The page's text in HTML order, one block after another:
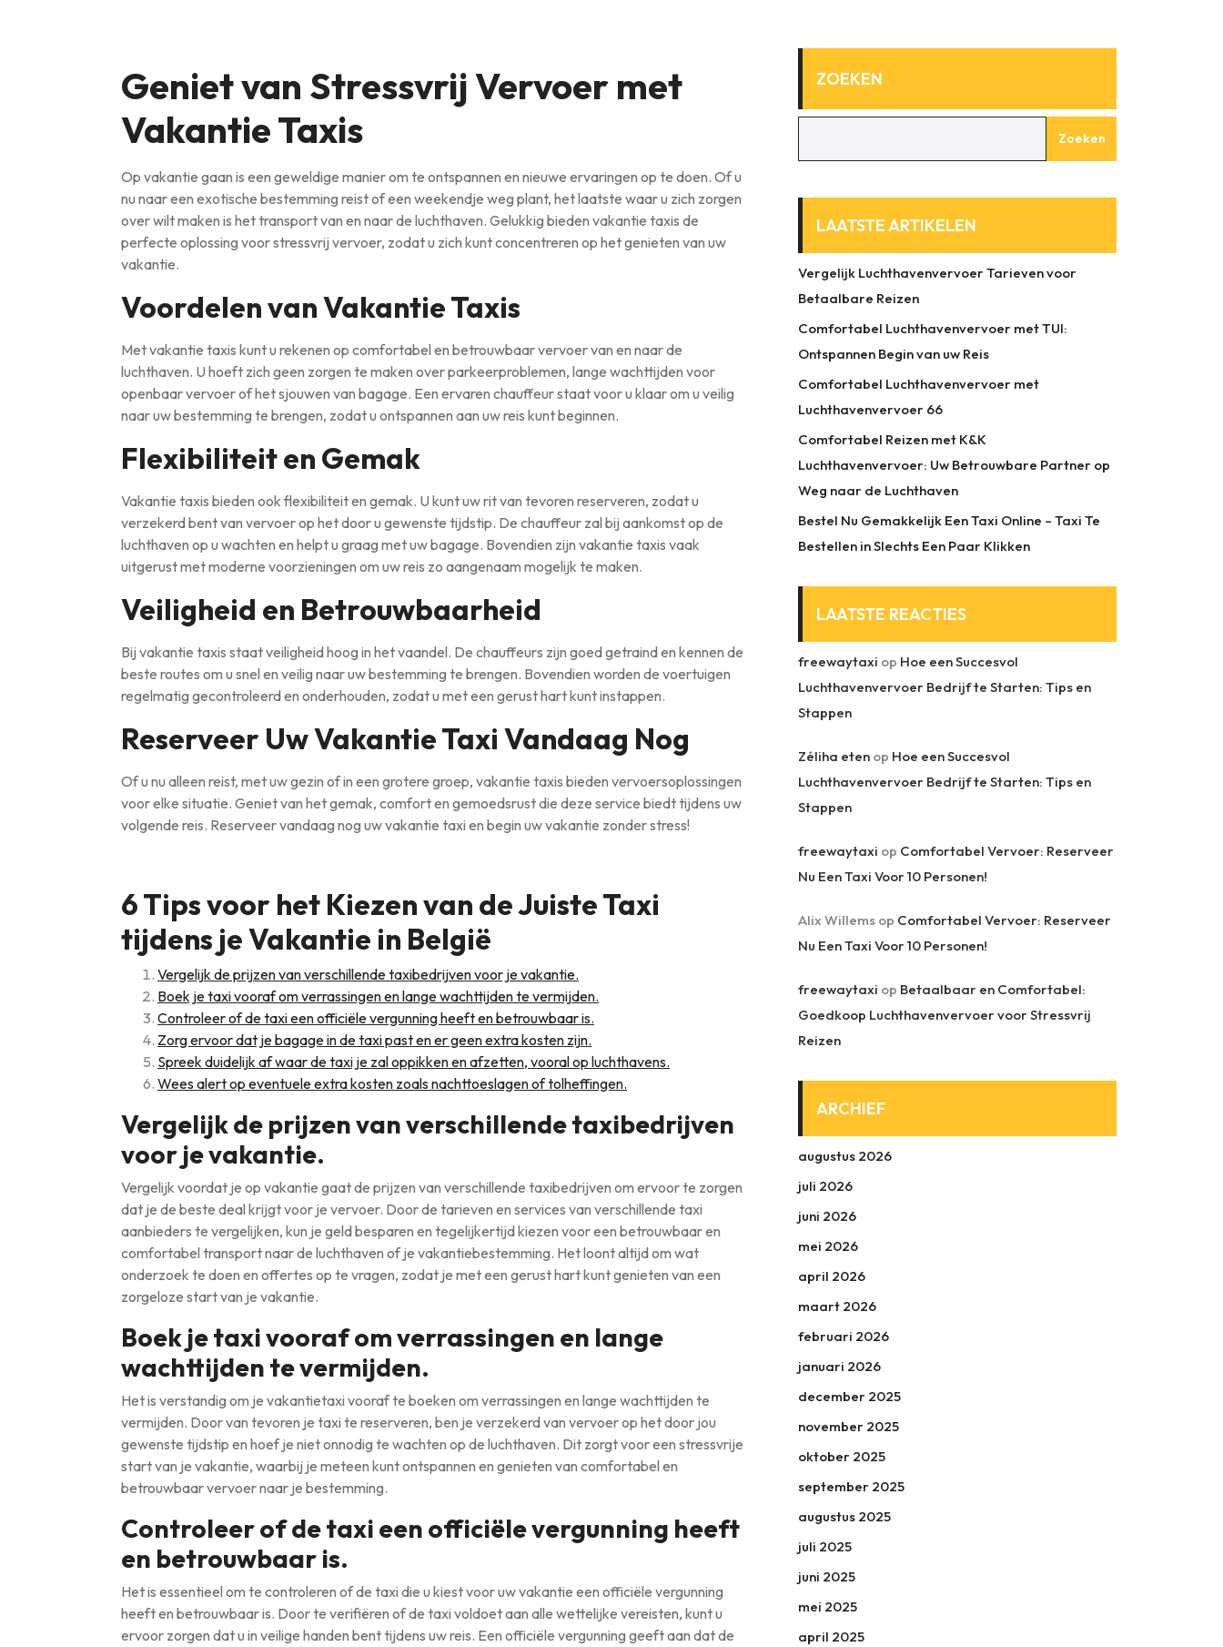
Geniet van Stressvrij Vervoer met
Vakantie Taxis
Op vakantie gaan is een geweldige manier om te ontspannen en nieuwe ervaringen op te doen. Of u
nu naar een exotische bestemming reist of een weekendje weg plant, het laatste waar u zich zorgen
over wilt maken is het transport van en naar de luchthaven. Gelukkig bieden vakantie taxis de
perfecte oplossing voor stressvrij vervoer, zodat u zich kunt concentreren op het genieten van uw
vakantie.
Voordelen van Vakantie Taxis
Met vakantie taxis kunt u rekenen op comfortabel en betrouwbaar vervoer van en naar de
luchthaven. U hoeft zich geen zorgen te maken over parkeerproblemen, lange wachttijden voor
openbaar vervoer of het sjouwen van bagage. Een ervaren chauffeur staat voor u klaar om u veilig
naar uw bestemming te brengen, zodat u ontspannen aan uw reis kunt beginnen.
Flexibiliteit en Gemak
Vakantie taxis bieden ook flexibiliteit en gemak. U kunt uw rit van tevoren reserveren, zodat u
verzekerd bent van vervoer op het door u gewenste tijdstip. De chauffeur zal bij aankomst op de
luchthaven op u wachten en helpt u graag met uw bagage. Bovendien zijn vakantie taxis vaak
uitgerust met moderne voorzieningen om uw reis zo aangenaam mogelijk te maken.
Veiligheid en Betrouwbaarheid
Bij vakantie taxis staat veiligheid hoog in het vaandel. De chauffeurs zijn goed getraind en kennen de
beste routes om u snel en veilig naar uw bestemming te brengen. Bovendien worden de voertuigen
regelmatig gecontroleerd en onderhouden, zodat u met een gerust hart kunt instappen.
Reserveer Uw Vakantie Taxi Vandaag Nog
Of u nu alleen reist, met uw gezin of in een grotere groep, vakantie taxis bieden vervoersoplossingen
voor elke situatie. Geniet van het gemak, comfort en gemoedsrust die deze service biedt tijdens uw
volgende reis. Reserveer vandaag nog uw vakantie taxi en begin uw vakantie zonder stress!
6 Tips voor het Kiezen van de Juiste Taxi
tijdens je Vakantie in België
Vergelijk de prijzen van verschillende taxibedrijven voor je vakantie.
Boek je taxi vooraf om verrassingen en lange wachttijden te vermijden.
Controleer of de taxi een officiële vergunning heeft en betrouwbaar is.
Zorg ervoor dat je bagage in de taxi past en er geen extra kosten zijn.
Spreek duidelijk af waar de taxi je zal oppikken en afzetten, vooral op luchthavens.
Wees alert op eventuele extra kosten zoals nachttoeslagen of tolheffingen.
Vergelijk de prijzen van verschillende taxibedrijven
voor je vakantie.
Vergelijk voordat je op vakantie gaat de prijzen van verschillende taxibedrijven om ervoor te zorgen
dat je de beste deal krijgt voor je vervoer. Door de tarieven en services van verschillende taxi
aanbieders te vergelijken, kun je geld besparen en tegelijkertijd kiezen voor een betrouwbaar en
comfortabel transport naar de luchthaven of je vakantiebestemming. Het loont altijd om wat
onderzoek te doen en offertes op te vragen, zodat je met een gerust hart kunt genieten van een
zorgeloze start van je vakantie.
Boek je taxi vooraf om verrassingen en lange
wachttijden te vermijden.
Het is verstandig om je vakantietaxi vooraf te boeken om verrassingen en lange wachttijden te
vermijden. Door van tevoren je taxi te reserveren, ben je verzekerd van vervoer op het door jou
gewenste tijdstip en hoef je niet onnodig te wachten op de luchthaven. Dit zorgt voor een stressvrije
start van je vakantie, waarbij je meteen kunt ontspannen en genieten van comfortabel en
betrouwbaar vervoer naar je bestemming.
Controleer of de taxi een officiële vergunning heeft
en betrouwbaar is.
Het is essentieel om te controleren of de taxi die u kiest voor uw vakantie een officiële vergunning
heeft en betrouwbaar is. Door te verifiëren of de taxi voldoet aan alle wettelijke vereisten, kunt u
ervoor zorgen dat u in veilige handen bent tijdens uw reis. Een officiële vergunning geeft aan dat de
ZOEKEN
Zoeken
LAATSTE ARTIKELEN
Vergelijk Luchthavenvervoer Tarieven voor
Betaalbare Reizen
Comfortabel Luchthavenvervoer met TUI:
Ontspannen Begin van uw Reis
Comfortabel Luchthavenvervoer met
Luchthavenvervoer 66
Comfortabel Reizen met K&K
Luchthavenvervoer: Uw Betrouwbare Partner op
Weg naar de Luchthaven
Bestel Nu Gemakkelijk Een Taxi Online – Taxi Te
Bestellen in Slechts Een Paar Klikken
LAATSTE REACTIES
freewaytaxi op Hoe een Succesvol
Luchthavenvervoer Bedrijf te Starten: Tips en
Stappen
Zéliha eten op Hoe een Succesvol
Luchthavenvervoer Bedrijf te Starten: Tips en
Stappen
freewaytaxi op Comfortabel Vervoer: Reserveer
Nu Een Taxi Voor 10 Personen!
Alix Willems op Comfortabel Vervoer: Reserveer
Nu Een Taxi Voor 10 Personen!
freewaytaxi op Betaalbaar en Comfortabel:
Goedkoop Luchthavenvervoer voor Stressvrij
Reizen
ARCHIEF
augustus 2026
juli 2026
juni 2026
mei 2026
april 2026
maart 2026
februari 2026
januari 2026
december 2025
november 2025
oktober 2025
september 2025
augustus 2025
juli 2025
juni 2025
mei 2025
april 2025